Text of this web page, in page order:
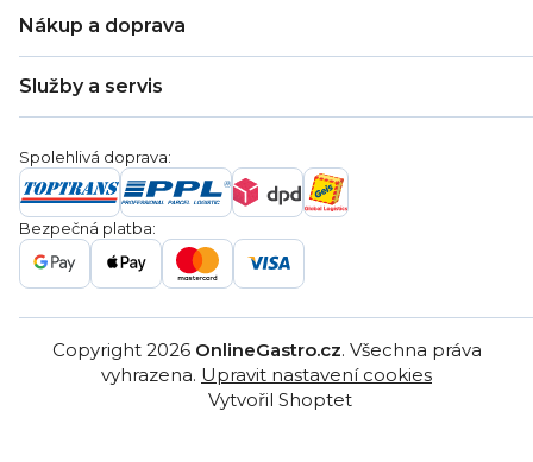
Kontakty
Věrnostní program
Blog
Nákup a doprava
Záruka
Ochrana osobních údajů
Reklamační řády
Služby a servis
Servis a reklamace
Poptávka
Gastro projekty
Značky
Gastro velkoobchod
Spolehlivá doprava:
Bezpečná platba:
Vytvořil Shoptet
Copyright 2026 OnlineGastro.cz. Všechna práva
vyhrazena. Upravit nastavení cookies